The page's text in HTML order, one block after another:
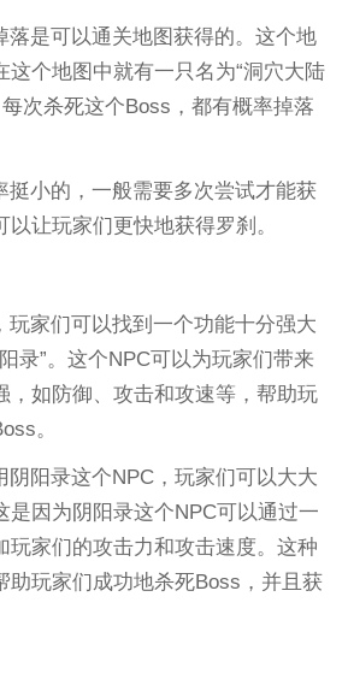
落是可以通关地图获得的。这个地
这个地图中就有一只名为“洞穴大陆
次杀死这个Boss，都有概率掉落
挺小的，一般需要多次尝试才能获
让玩家们更快地获得罗刹。
玩家们可以找到一个功能十分强大
录”。这个NPC可以为玩家们带来
，如防御、攻击和攻速等，帮助玩
。
阴阳录这个NPC，玩家们可以大大
是因为阴阳录这个NPC可以通过一
玩家们的攻击力和攻击速度。这种
助玩家们成功地杀死Boss，并且获